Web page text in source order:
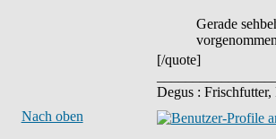
Gerade
[/quote]
Degus :
Nach oben